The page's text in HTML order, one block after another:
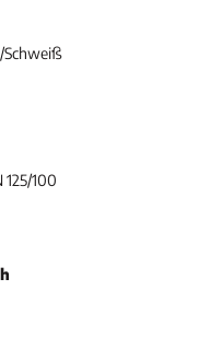
Schweiß
125/100